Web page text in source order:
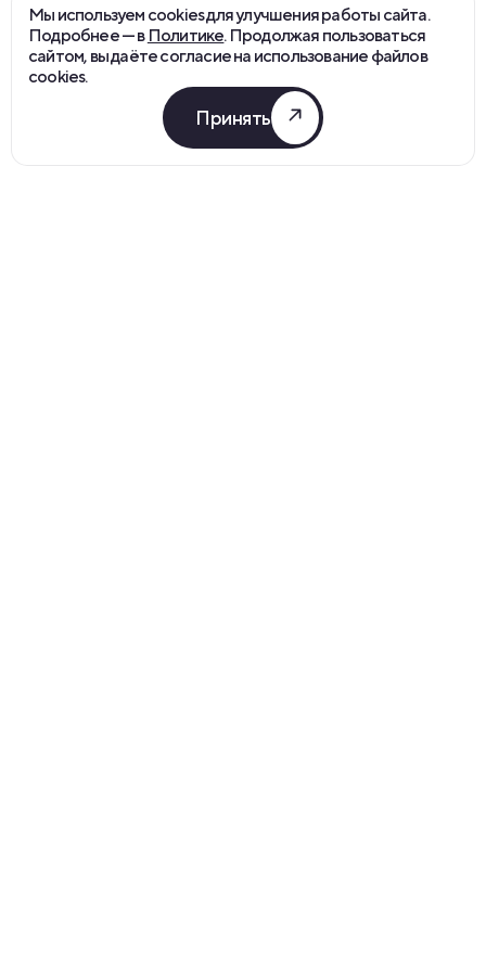
Мы используем cookies для улучшения работы сайта.
Подробнее — в Политике. Продолжая пользоваться
сайтом, вы даёте согласие на использование файлов
cookies.
Принять